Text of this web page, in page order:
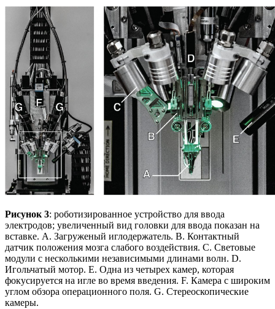
Рисунок 3: роботизированное устройство для ввода
электродов; увеличенный вид головки для ввода показан на
вставке. A. Загруженый иглодержатель. B. Контактный
датчик положения мозга слабого воздействия. C. Световые
модули с несколькими независимыми длинами волн. D.
Игольчатый мотор. E. Одна из четырех камер, которая
фокусируется на игле во время введения. F. Камера с широким
углом обзора операционного поля. G. Стереоскопические
камеры.